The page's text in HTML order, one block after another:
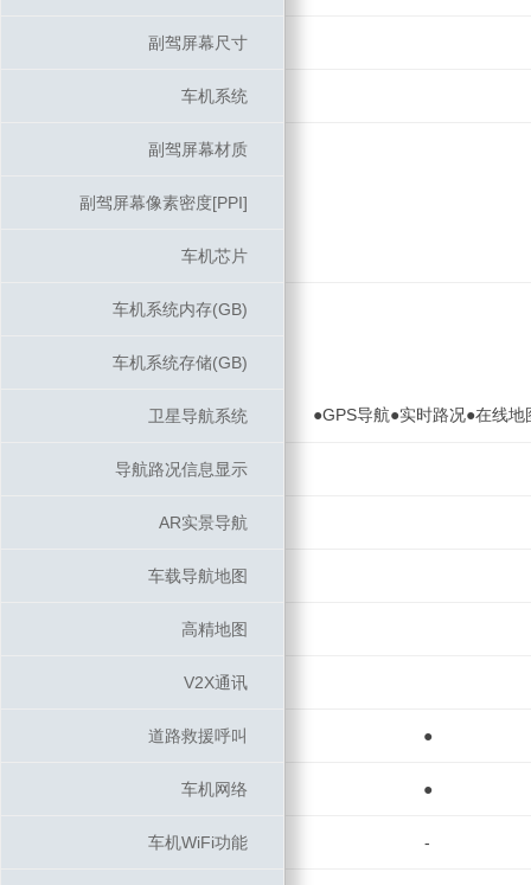
副驾屏幕尺寸
车机系统
副驾屏幕材质
副驾屏幕像素密度[PPI]
车机芯片
车机系统内存(GB)
车机系统存储(GB)
卫星导航系统 ●GPS导航●实时路况●在线地
导航路况信息显示
AR实景导航
车载导航地图
高精地图
V2X通讯
道路救援呼叫 ●
车机网络 ●
车机WiFi功能 -
副驾屏幕尺寸
车机系统
副驾屏幕材质
副驾屏幕像素密度[PPI]
车机芯片
车机系统内存(GB)
车机系统存储(GB)
卫星导航系统
导航路况信息显示
AR实景导航
车载导航地图
高精地图
V2X通讯
道路救援呼叫
车机网络
车机WiFi功能